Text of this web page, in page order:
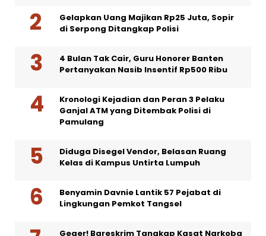
Gelapkan Uang Majikan Rp25 Juta, Sopir
di Serpong Ditangkap Polisi
4 Bulan Tak Cair, Guru Honorer Banten
Pertanyakan Nasib Insentif Rp500 Ribu
Kronologi Kejadian dan Peran 3 Pelaku
Ganjal ATM yang Ditembak Polisi di
Pamulang
Diduga Disegel Vendor, Belasan Ruang
Kelas di Kampus Untirta Lumpuh
Benyamin Davnie Lantik 57 Pejabat di
Lingkungan Pemkot Tangsel
Geger! Bareskrim Tangkap Kasat Narkoba